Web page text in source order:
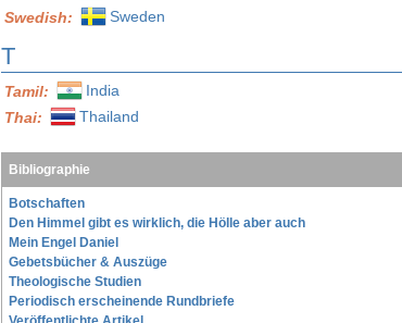
Swedish:
Sweden
T
Tamil:
India
Thai:
Thailand
Bibliographie
Botschaften
Den Himmel gibt es wirklich, die Hölle aber auch
Mein Engel Daniel
Gebetsbücher & Auszüge
Theologische Studien
Periodisch erscheinende Rundbriefe